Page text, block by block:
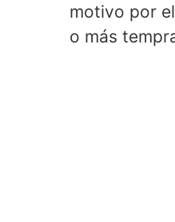
motivo por
o más